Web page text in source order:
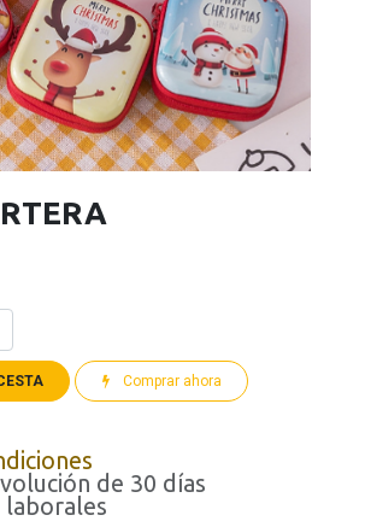
Comprar ahora
de 30 días
laborales